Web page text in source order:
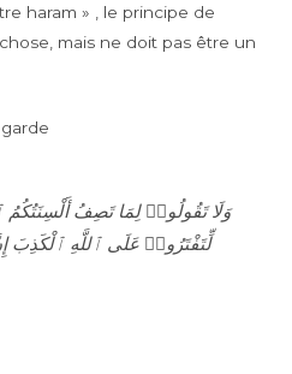
haram » , le principe de
mais ne doit pas être un
وَلَا تَقُولُوا۟ لِمَا تَصِفُ أَلْسِنَتُكُمُ
لِّتَفْتَرُوا۟ عَلَى ٱللَّهِ ٱلْكَذِبَ